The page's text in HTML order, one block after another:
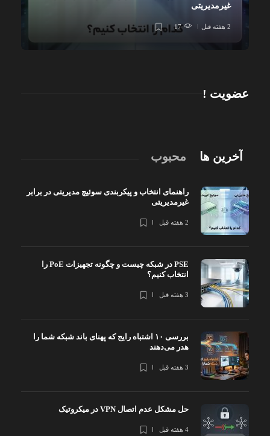
غیرمدیریتی
2 هفته قبل 17
عضویت !
آخرین ها محبوب
راهنمای انتخاب و پیکربندی سوئیچ مدیریتی در برابر
غیرمدیریتی
2 هفته قبل
PSE در شبکه چیست و چگونه تجهیزات PoE را
انتخاب کنیم؟
3 هفته قبل
بررسی ۱۰ اشتباه رایج که پهنای باند شبکه شما را
هدر می‌دهند
3 هفته قبل
حل مشکل عدم اتصال VPN در میکروتیک
4 هفته قبل